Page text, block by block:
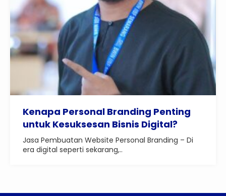
Kenapa Personal Branding Penting
untuk Kesuksesan Bisnis Digital?
Jasa Pembuatan Website Personal Branding – Di
era digital seperti sekarang,..